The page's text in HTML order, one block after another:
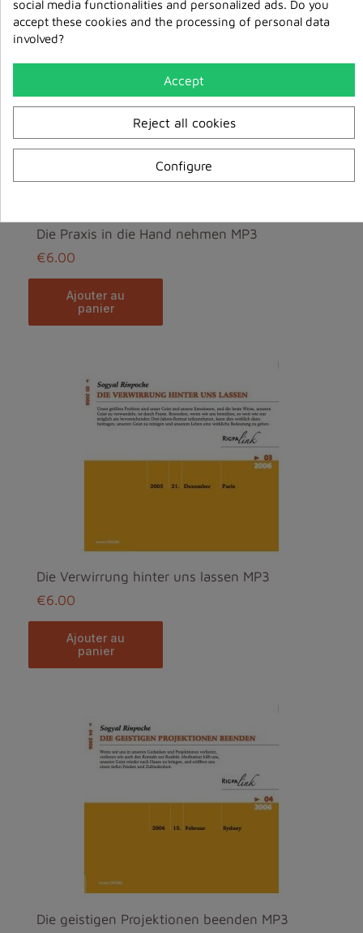
Die Praxis in die Hand nehmen MP3
€6.00
ajouter au
panier
Die Verwirrung hinter uns lassen MP3
€6.00
ajouter au
panier
Die geistigen Projektionen beenden MP3
social media functionalities and personalized ads. Do you
accept these cookies and the processing of personal data
involved?
Accept
Reject all cookies
Configure